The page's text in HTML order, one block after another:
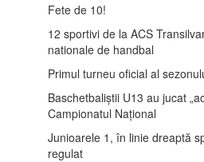
Fete de 10!
12 sportivi de la ACS
nationale de handbal
Primul turneu oficial al
Baschetbaliștii U13 au jucat
Campionatul Național
Junioarele 1, în linie dreaptă
regulat